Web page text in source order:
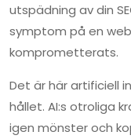
utspädning av din
symptom på en
komprometterats.
Det är här artificiell
hållet. AI:s otroliga
igen mönster och